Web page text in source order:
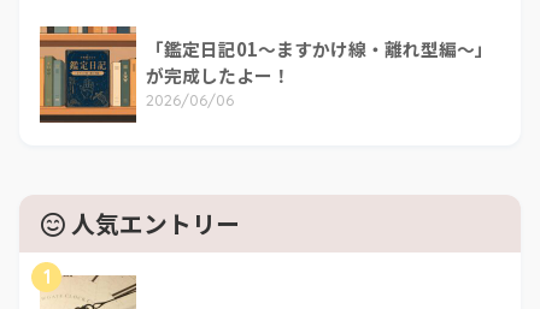
「鑑定日記01～ますかけ線・離れ型編～」
が完成したよー！
2026/06/06
人気エントリー
1